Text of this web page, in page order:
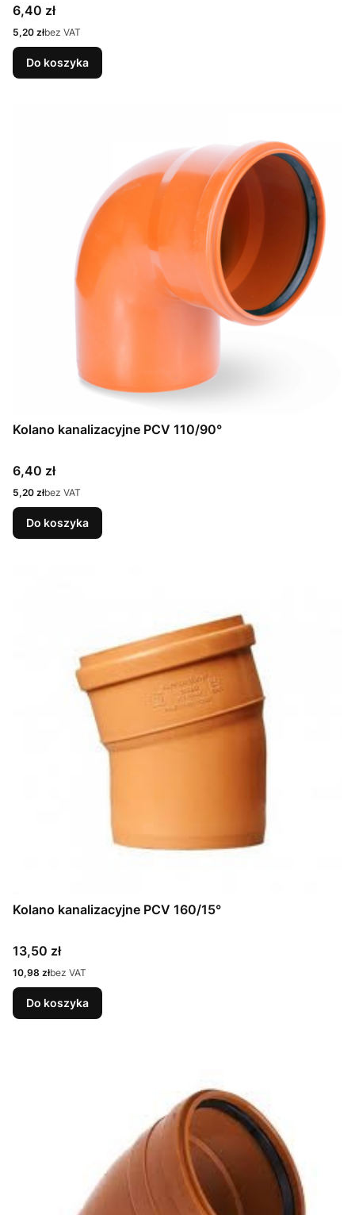
Cena
6,40 zł
Cena
5,20 złbez VAT
Do koszyka
Kolano kanalizacyjne PCV 110/90°
Cena
6,40 zł
Cena
5,20 złbez VAT
Do koszyka
Kolano kanalizacyjne PCV 160/15°
Cena
13,50 zł
Cena
10,98 złbez VAT
Do koszyka